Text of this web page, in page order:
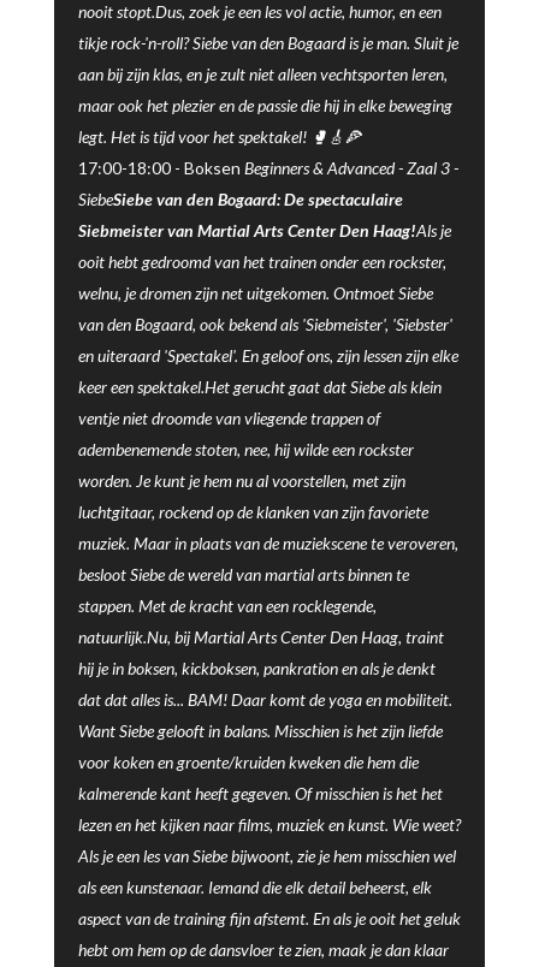
nooit stopt.Dus, zoek je een les vol actie, humor, en een
tikje rock-'n-roll? Siebe van den Bogaard is je man. Sluit je
aan bij zijn klas, en je zult niet alleen vechtsporten leren,
maar ook het plezier en de passie die hij in elke beweging
legt. Het is tijd voor het spektakel! 🥊🎸🍕
17:00-18:00 - Boksen Beginners & Advanced -Zaal 3-
SiebeSiebe van den Bogaard: De spectaculaire
Siebmeister van Martial Arts Center Den Haag!Als je
ooit hebt gedroomd van het trainen onder een rockster,
welnu, je dromen zijn net uitgekomen. Ontmoet Siebe
van den Bogaard, ook bekend als 'Siebmeister', 'Siebster'
en uiteraard 'Spectakel'. En geloof ons, zijn lessen zijn elke
keer een spektakel.Het gerucht gaat dat Siebe als klein
ventje niet droomde van vliegende trappen of
adembenemende stoten, nee, hij wilde een rockster
worden. Je kunt je hem nu al voorstellen, met zijn
luchtgitaar, rockend op de klanken van zijn favoriete
muziek. Maar in plaats van de muziekscene te veroveren,
besloot Siebe de wereld van martial arts binnen te
stappen. Met de kracht van een rocklegende,
natuurlijk.Nu, bij Martial Arts Center Den Haag, traint
hij je in boksen, kickboksen, pankration en als je denkt
dat dat alles is... BAM! Daar komt de yoga en mobiliteit.
Want Siebe gelooft in balans. Misschien is het zijn liefde
voor koken en groente/kruiden kweken die hem die
kalmerende kant heeft gegeven. Of misschien is het het
lezen en het kijken naar films, muziek en kunst. Wie weet?
Als je een les van Siebe bijwoont, zie je hem misschien wel
als een kunstenaar. Iemand die elk detail beheerst, elk
aspect van de training fijn afstemt. En als je ooit het geluk
hebt om hem op de dansvloer te zien, maak je dan klaar